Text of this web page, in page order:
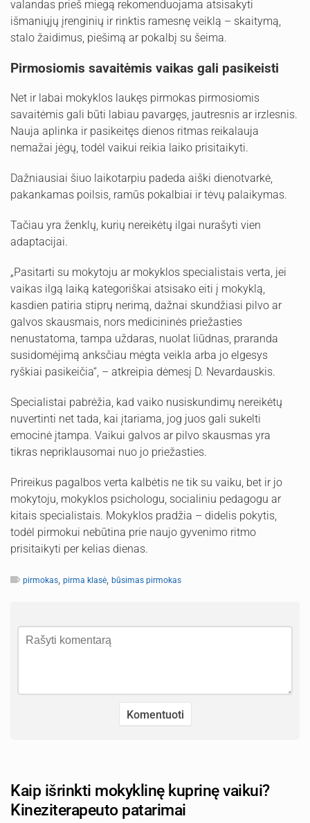
valandas prieš miegą rekomenduojama atsisakyti
išmaniųjų įrenginių ir rinktis ramesnę veiklą – skaitymą,
stalo žaidimus, piešimą ar pokalbį su šeima.
Pirmosiomis savaitėmis vaikas gali pasikeisti
Net ir labai mokyklos laukęs pirmokas pirmosiomis
savaitėmis gali būti labiau pavargęs, jautresnis ar irzlesnis.
Nauja aplinka ir pasikeitęs dienos ritmas reikalauja
nemažai jėgų, todėl vaikui reikia laiko prisitaikyti.
Dažniausiai šiuo laikotarpiu padeda aiški dienotvarkė,
pakankamas poilsis, ramūs pokalbiai ir tėvų palaikymas.
Tačiau yra ženklų, kurių nereikėtų ilgai nurašyti vien
adaptacijai.
„Pasitarti su mokytoju ar mokyklos specialistais verta, jei
vaikas ilgą laiką kategoriškai atsisako eiti į mokyklą,
kasdien patiria stiprų nerimą, dažnai skundžiasi pilvo ar
galvos skausmais, nors medicininės priežasties
nenustatoma, tampa uždaras, nuolat liūdnas, praranda
susidomėjimą anksčiau mėgta veikla arba jo elgesys
ryškiai pasikeičia“, – atkreipia dėmesį D. Nevardauskis.
Specialistai pabrėžia, kad vaiko nusiskundimų nereikėtų
nuvertinti net tada, kai įtariama, jog juos gali sukelti
emocinė įtampa. Vaikui galvos ar pilvo skausmas yra
tikras nepriklausomai nuo jo priežasties.
Prireikus pagalbos verta kalbėtis ne tik su vaiku, bet ir jo
mokytoju, mokyklos psichologu, socialiniu pedagogu ar
kitais specialistais. Mokyklos pradžia – didelis pokytis,
todėl pirmokui nebūtina prie naujo gyvenimo ritmo
prisitaikyti per kelias dienas.
pirmokas pirma klasė būsimas pirmokas
Kaip išrinkti mokyklinę kuprinę vaikui?
Kineziterapeuto patarimai